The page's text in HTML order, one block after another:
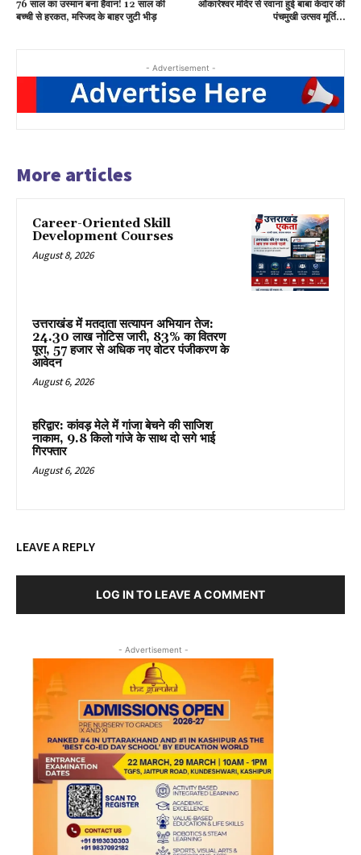
76 साल का उस्मान बना हैवान! 12 साल की
बच्ची से हरकत, मस्जिद के बाहर जुटी भीड़
ओंकारेश्वर मंदिर से रवाना हुई बाबा केदार की
पंचमुखी उत्सव मूर्ति…
- Advertisement -
More articles
Career-Oriented Skill
Development Courses
August 8, 2026
उत्तराखंड में मतदाता सत्यापन अभियान तेज:
24.30 लाख नोटिस जारी, 83% का वितरण
पूरा, 57 हजार से अधिक नए वोटर पंजीकरण के
आवेदन
August 6, 2026
हरिद्वार: कांवड़ मेले में गांजा बेचने की साजिश
नाकाम, 9.8 किलो गांजे के साथ दो सगे भाई
गिरफ्तार
August 6, 2026
LEAVE A REPLY
LOG IN TO LEAVE A COMMENT
- Advertisement -